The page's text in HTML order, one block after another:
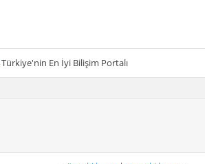
Türkiye'nin En İyi Bilişim Portalı